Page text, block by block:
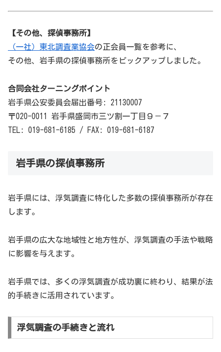
【その他、探偵事務所】
（一社）東北調査業協会の正会員一覧を参考に、
その他、岩手県の探偵事務所をピックアップしました。
合同会社ターニングポイント
岩手県公安委員会届出番号: 21130007
〒020-0011 岩手県盛岡市三ツ割一丁目９－７
TEL: 019-681-6185 / FAX: 019-681-6187
岩手県の探偵事務所
岩手県には、浮気調査に特化した多数の探偵事務所が存在
します。
岩手県の広大な地域性と地方性が、浮気調査の手法や戦略
に影響を与えます。
岩手県では、多くの浮気調査が成功裏に終わり、結果が法
的手続きに活用されています。
浮気調査の手続きと流れ